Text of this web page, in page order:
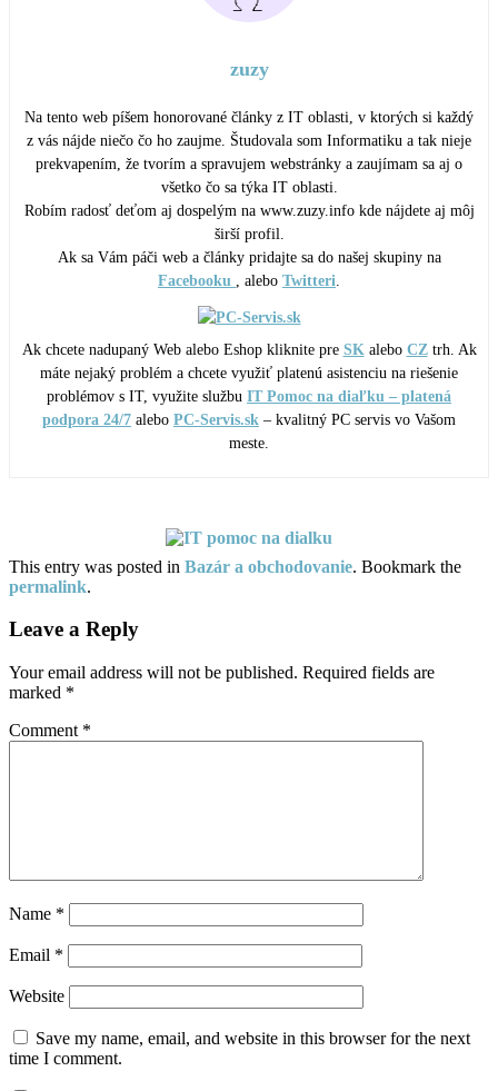
zuzy
Na tento web píšem honorované články z IT oblasti, v ktorých si každý
z vás nájde niečo čo ho zaujme. Študovala som Informatiku a tak nieje
prekvapením, že tvorím a spravujem webstránky a zaujímam sa aj o
všetko čo sa týka IT oblasti.
Robím radosť deťom aj dospelým na www.zuzy.info kde nájdete aj môj
širší profil.
Ak sa Vám páči web a články pridajte sa do našej skupiny na
Facebooku
, alebo Twitteri
Ak chcete nadupaný Web alebo Eshop kliknite pre SK alebo CZtrh. Ak
máte nejaký problém a chcete využiť platenú asistenciu na riešenie
problémov s IT, využite službu IT Pomoc na diaľku – platená
podpora 24/7 alebo PC-Servis.sk – kvalitný PC servis vo Vašom
meste.
This entry was posted in Bazár a obchodovanie. Bookmark the
permalink.
Leave a Reply
Your email address will not be published. Required fields are
marked *
Comment *
Name *
Email *
Website
Save my name, email, and website in this browser for the next
time I comment.